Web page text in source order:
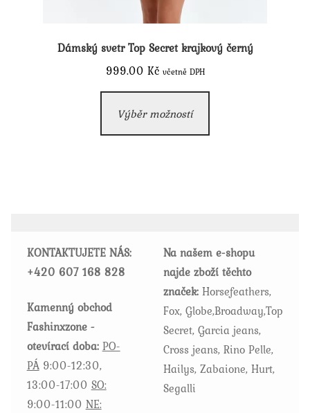
Dámský svetr Top Secret krajkový černý
999.00 Kč včetně DPH
Výběr možností
má
na
stránce
produktu
KONTAKTUJETE NÁS:
+420 607 168 828
Kamenný obchod
Fashinxzone -
otevírací doba: PO-
PÁ9:00-12:30,
13:00-17:00 SO:
9:00-11:00 NE:
Na našem e-shopu
najde zboží těchto
značek: Horsefeathers,
Fox, Globe,Broadway,Top
Secret, Garcia jeans,
Cross jeans, Rino Pelle,
Hailys, Zabaione, Hurt,
Segalli